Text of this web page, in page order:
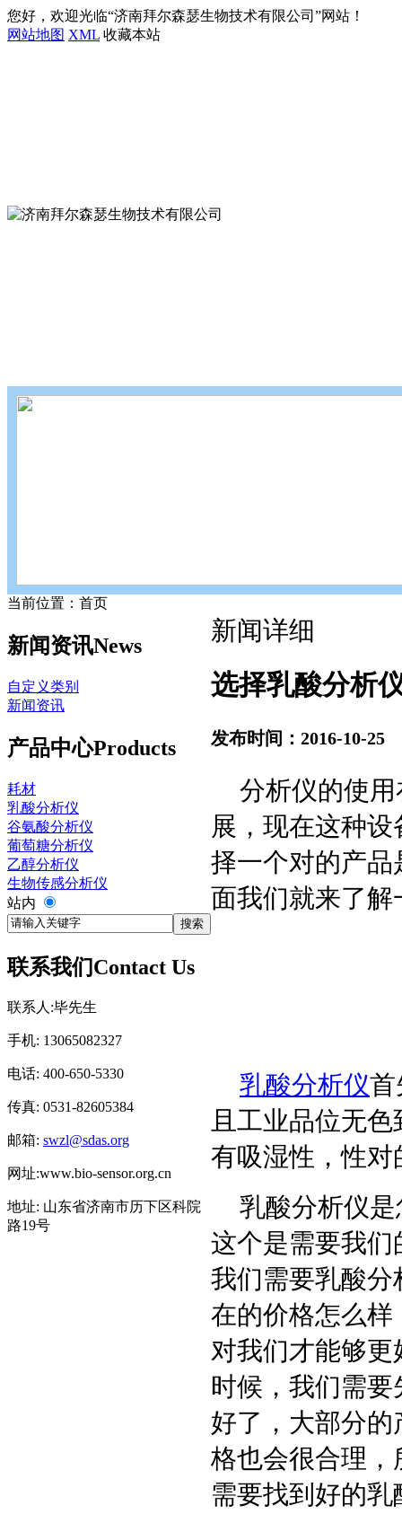
您好，欢迎光临“济南拜尔森瑟生物技术有限公司”网站！
网站地图 XML 收藏本站
当前位置：首页
新闻资讯News
自定义类别
新闻资讯
产品中心Products
耗材
乳酸分析仪
谷氨酸分析仪
葡萄糖分析仪
乙醇分析仪
生物传感分析仪
站内
联系我们Contact Us
联系人:毕先生
手机: 13065082327
电话: 400-650-5330
传真: 0531-82605384
邮箱: swzl@sdas.org
网址:www.bio-sensor.org.cn
地址: 山东省济南市历下区科院
路19号
新闻详细
选择乳酸分析
发布时间：2016-10-25
分析仪的使
展，现在这种
择一个对的产
面我们就来了解
乳酸分析仪首
且工业品位无
有吸湿性，性对
乳酸分析仪
这个是需要我
我们需要乳酸
在的价格怎么
对我们才能够
时候，我们需
好了，大部分
格也会很合理
需要找到好的